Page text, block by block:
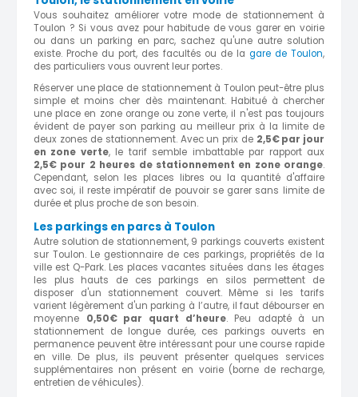
Vous souhaitez améliorer votre mode de stationnement à
Toulon ? Si vous avez pour habitude de vous garer en voirie
ou dans un parking en parc, sachez qu'une autre solution
existe. Proche du port, des facultés ou de lagare de Toulon,
des particuliers vous ouvrent leur portes.
Réserver une place de stationnement à Toulon peut-être plus
simple et moins cher dès maintenant. Habitué à chercher
une place en zone orange ou zone verte, il n'est pas toujours
évident de payer son parking au meilleur prix à la limite de
deux zones de stationnement. Avec un prix de 2,5€ par jour
en zone verte, le tarif semble imbattable par rapport aux
2,5€ pour 2 heures de stationnement en zone orange.
Cependant, selon les places libres ou la quantité d'affaire
avec soi, il reste impératif de pouvoir se garer sans limite de
durée et plus proche de son besoin.
Les parkings en parcs à Toulon
Autre solution de stationnement, 9 parkings couverts existent
sur Toulon. Le gestionnaire de ces parkings, propriétés de la
ville est Q-Park. Les places vacantes situées dans les étages
les plus hauts de ces parkings en silos permettent de
disposer d'un stationnement couvert. Même si les tarifs
varient légèrement d'un parking à l’autre, il faut débourser en
moyenne 0,50€ par quart d’heure. Peu adapté à un
stationnement de longue durée, ces parkings ouverts en
permanence peuvent être intéressant pour une course rapide
en ville. De plus, ils peuvent présenter quelques services
supplémentaires non présent en voirie (borne de recharge,
entretien de véhicules).